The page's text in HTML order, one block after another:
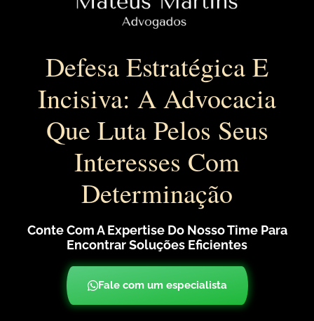
Defesa Estratégica E
Incisiva: A Advocacia
Que Luta Pelos Seus
Interesses Com
Determinação
Conte Com A Expertise Do Nosso Time Para
Encontrar Soluções Eficientes
Fale com um especialista